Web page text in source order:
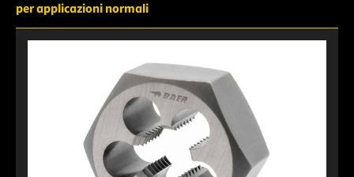
per applicazioni normali